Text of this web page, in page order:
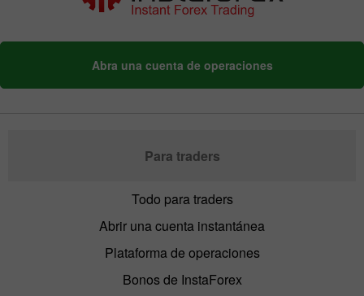
Abra una cuenta de operaciones
Para traders
Todo para traders
Abrir una cuenta instantánea
Plataforma de operaciones
Bonos de InstaForex